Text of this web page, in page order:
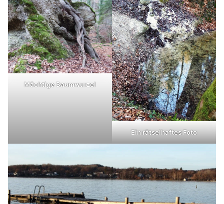
Mächtige Baumwurzel
Ein rätselhaftes Foto